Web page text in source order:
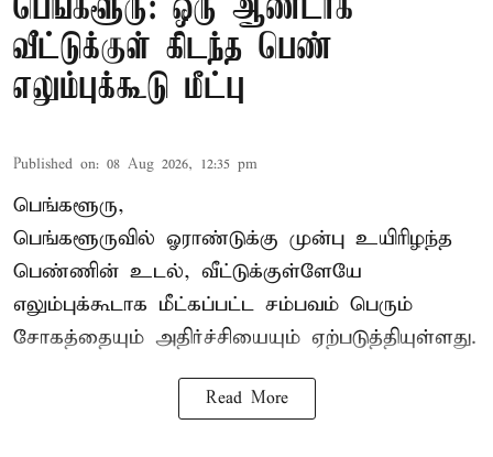
பெங்களூரு: ஒரு ஆண்டாக
வீட்டுக்குள் கிடந்த பெண்
எலும்புக்கூடு மீட்பு
Published on: 08 Aug 2026, 12:35 pm
பெங்களூரு,
பெங்களூருவில் ஓராண்டுக்கு முன்பு உயிரிழந்த
பெண்ணின் உடல், வீட்டுக்குள்ளேயே
எலும்புக்கூடாக மீட்கப்பட்ட சம்பவம் பெரும்
சோகத்தையும் அதிர்ச்சியையும் ஏற்படுத்தியுள்ளது.
Read More